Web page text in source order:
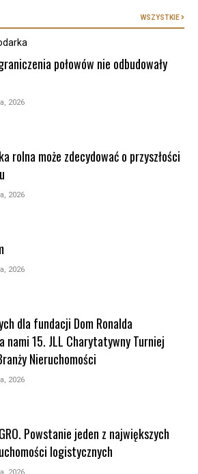
WSZYSTKIE
połowów nie odbudowały
2026
rolna może zdecydować o przyszłości
2026
2026
dla fundacji Dom Ronalda
nami 15. JLL Charytatywny Turniej
Nieruchomości
2026
Powstanie jeden z największych
logistycznych